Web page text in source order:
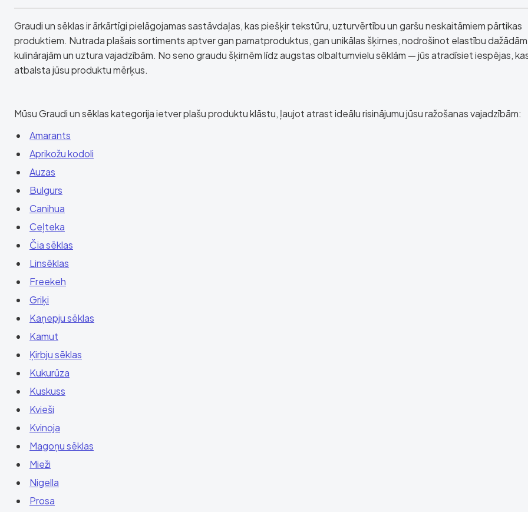
Graudi un sēklas ir ārkārtīgi pielāgojamas sastāvdaļas, kas piešķir tekstūru, uzturvērtību un garšu neskaitāmiem pārtikas
produktiem. Nutrada plašais sortiments aptver gan pamatproduktus, gan unikālas šķirnes, nodrošinot elastību dažādām
kulinārajām un uztura vajadzībām. No seno graudu šķirnēm līdz augstas olbaltumvielu sēklām — jūs atradīsiet iespējas,
atbalsta jūsu produktu mērķus.
Mūsu Graudi un sēklas kategorija ietver plašu produktu klāstu, ļaujot atrast ideālu risinājumu jūsu ražošanas vajadzībām:
Amarants
Aprikožu kodoli
Auzas
Bulgurs
Canihua
Ceļteka
Čia sēklas
Linsēklas
Freekeh
Griķi
Kaņepju sēklas
Kamut
Ķirbju sēklas
Kukurūza
Kuskuss
Kvieši
Kvinoja
Magoņu sēklas
Mieži
Nigella
Prosa